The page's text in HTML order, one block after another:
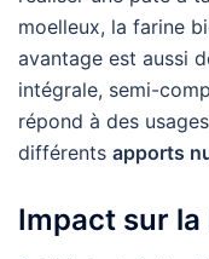
moelleux, la farine
avantage est aussi
intégrale, semi-
répond à des
différents apports
Impact sur